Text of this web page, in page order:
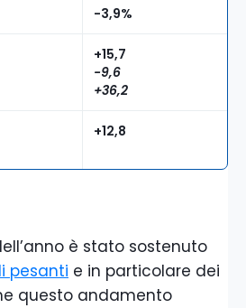
-3,9%
+15,7
-9,6
+36,2
+12,8
è stato sostenuto
pesanti e in particolare dei
questo andamento